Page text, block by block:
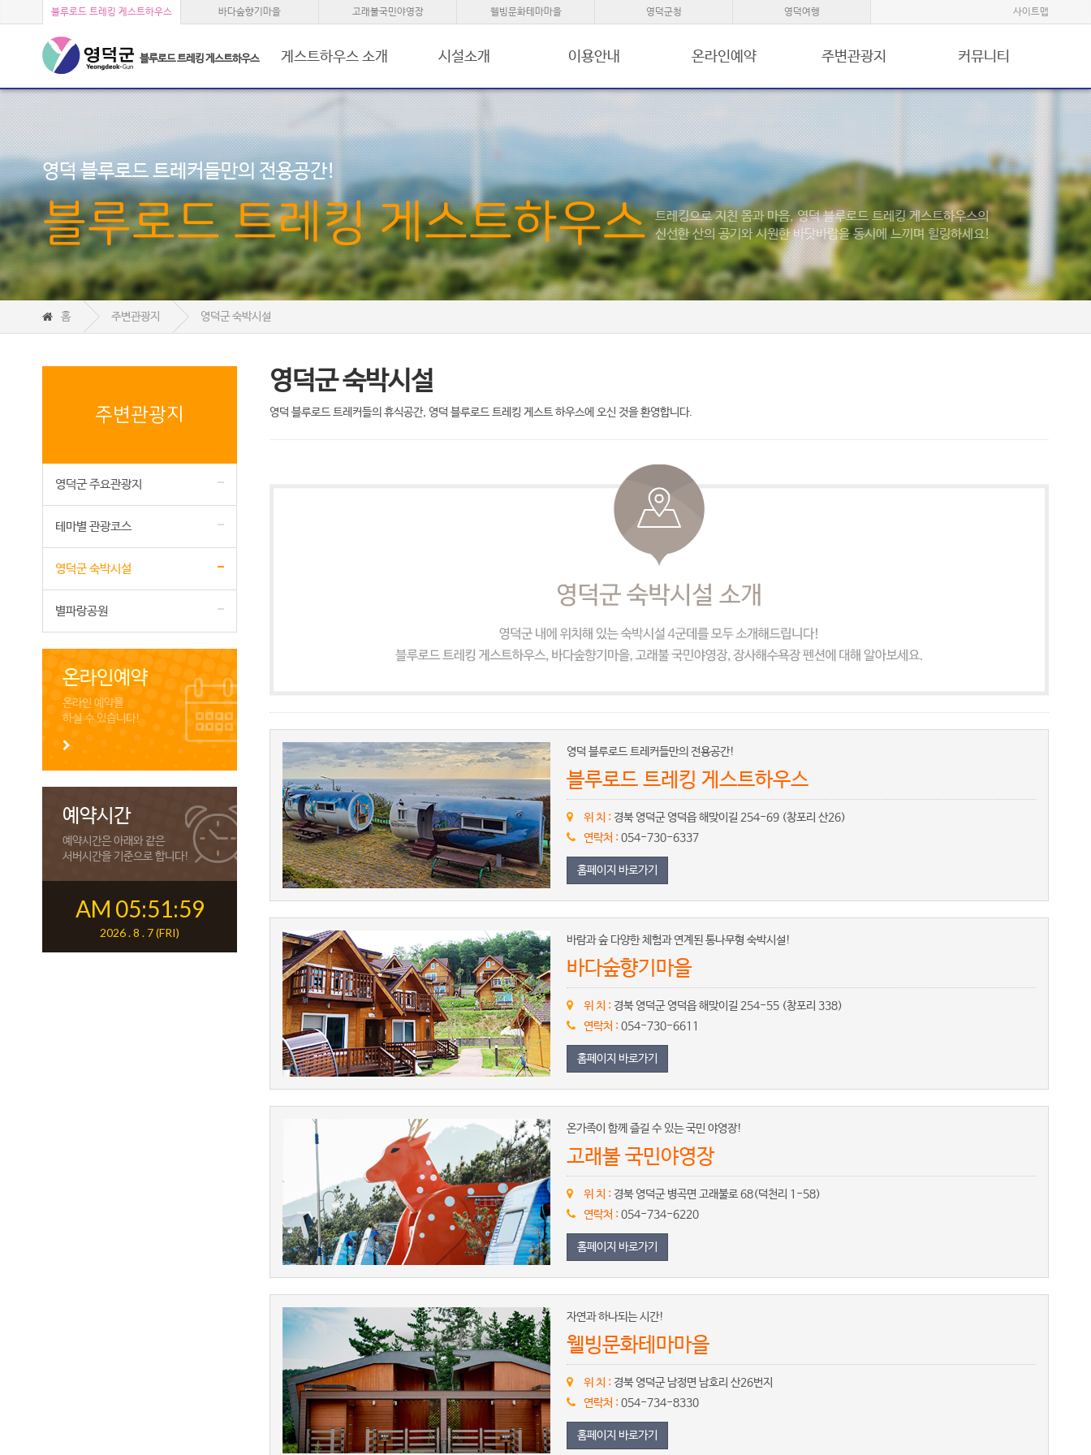
블루로드 트레킹 게스트하우스 바다숲향기마을 고래불국민야영장 웰빙문화테마마을 영덕군청 영덕여행 사이트맵
블루로드 트레킹 게스트하우스 게스트하우스 소개 시설소개 이용안내 온라인예약 주변관광지 커뮤니티
영덕 블루로드 트레커들만의 전용공간!
블루로드 트레킹 게스트하우스 트레킹으로 지친 몸과 마음, 영덕 블루로드 트레킹 게스트하우스의
신선한 산의 공기와 시원한 바닷바람을 동시에 느끼며 힐링하세요!
홈 주변관광지 영덕군 숙박시설
주변관광지
영덕군 주요관광지
테마별 관광코스
영덕군 숙박시설
별파랑공원
온라인예약
온라인 예약을
하실 수 있습니다!
예약시간
예약시간은 아래와 같은
서버시간을 기준으로 합니다!
AM 05:51:59
2026 . 8 . 7 (FRI)
영덕군 숙박시설
영덕 블루로드 트레커들의 휴식공간, 영덕 블루로드 트레킹 게스트 하우스에 오신 것을 환영합니다.
영덕 블루로드 트레커들만의 전용공간!
블루로드 트레킹 게스트하우스
위 치 : 경북 영덕군 영덕읍 해맞이길 254-69 (창포리 산26)
연락처 : 054-730-6337
홈페이지 바로가기
바람과 숲 다양한 체험과 연계된 통나무형 숙박시설!
바다숲향기마을
위 치 : 경북 영덕군 영덕읍 해맞이길 254-55 (창포리 338)
연락처 : 054-730-6611
홈페이지 바로가기
온가족이 함께 즐길 수 있는 국민 야영장!
고래불 국민야영장
위 치 : 경북 영덕군 병곡면 고래불로 68(덕천리 1-58)
연락처 : 054-734-6220
홈페이지 바로가기
자연과 하나되는 시간!
웰빙문화테마마을
위 치 : 경북 영덕군 남정면 남호리 산26번지
연락처 : 054-734-8330
홈페이지 바로가기